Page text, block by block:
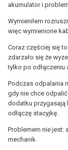
akumulator i
Wymieniłem
więc wymienione
Coraz częściej się
zdarzało się że
tylko po odłączeniu
Podczas odpalania
gdy nie chce
dodatku przygasają
odłączę stacyjkę.
Problemem nie jest:
mechanik.